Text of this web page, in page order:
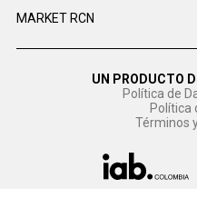
MARKET RCN
UN PRODUCTO
Política de
Política
Términos